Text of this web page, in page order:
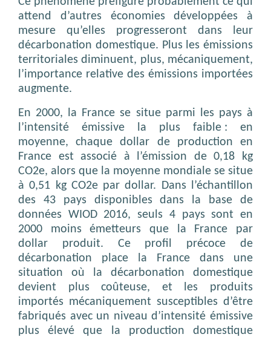
attend d’autres économies développées à
mesure qu’elles progresseront dans leur
décarbonation domestique. Plus les émissions
territoriales diminuent, plus, mécaniquement,
l’importance relative des émissions importées
augmente.
En 2000, la France se situe parmi les pays à
l’intensité émissive la plus faible : en
moyenne, chaque dollar de production en
France est associé à l’émission de 0,18 kg
CO2e, alors que la moyenne mondiale se situe
à 0,51 kg CO2e par dollar. Dans l’échantillon
des 43 pays disponibles dans la base de
données WIOD 2016, seuls 4 pays sont en
2000 moins émetteurs que la France par
dollar produit. Ce profil précoce de
décarbonation place la France dans une
situation où la décarbonation domestique
devient plus coûteuse, et les produits
importés mécaniquement susceptibles d’être
fabriqués avec un niveau d’intensité émissive
plus élevé que la production domestique